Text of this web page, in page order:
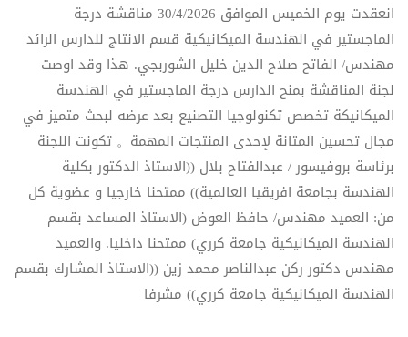
انعقدت يوم الخميس الموافق 30/4/2026 مناقشة درجة
الماجستير في الهندسة الميكانيكية قسم الانتاج للدارس الرائد
مهندس/ الفاتح صلاح الدين خليل الشوربجي. هذا وقد اوصت
لجنة المناقشة بمنح الدارس درجة الماجستير في الهندسة
الميكانيكة تخصص تكنولوجيا التصنيع بعد عرضه لبحث متميز في
مجال تحسين المتانة لإحدى المنتجات المهمة。 تكونت اللجنة
برئاسة بروفيسور / عبدالفتاح بلال ((الاستاذ الدكتور بكلية
الهندسة بجامعة افريقيا العالمية)) ممتحنا خارجيا و عضوية كل
من: العميد مهندس/ حافظ العوض (الاستاذ المساعد بقسم
الهندسة الميكانيكية جامعة كرري) ممتحنا داخليا. والعميد
مهندس دكتور ركن عبدالناصر محمد زين ((الاستاذ المشارك بقسم
الهندسة الميكانيكية جامعة كرري)) مشرفا